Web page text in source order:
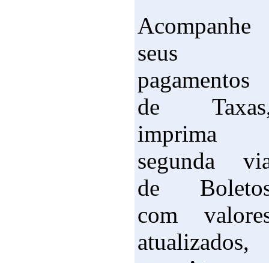
Acompanhe
seus
pagamentos
de
imprima
segunda
de
com
atualizados,